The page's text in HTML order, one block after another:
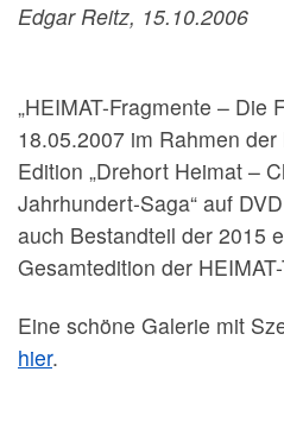
Edgar Reitz, 15.10.2006
„HEIMAT-Fragmente – Die
18.05.2007 im Rahmen
Edition „Drehort Heimat –
Jahrhundert-Saga“ auf
auch Bestandteil der 2015
Gesamtedition der
Eine schöne Galerie mit
hier.